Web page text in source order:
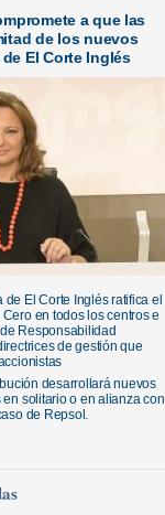
a que las
de los nuevos
El Corte Inglés
de El Corte Inglés ratifica el
en todos los centros e
Responsabilidad
de gestión que
desarrollará nuevos
solitario o en alianza con
de Repsol.